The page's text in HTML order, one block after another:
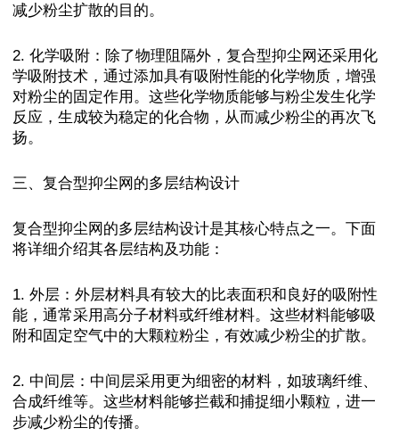
减少粉尘扩散的目的。
2. 化学吸附：除了物理阻隔外，复合型抑尘网还采用化
学吸附技术，通过添加具有吸附性能的化学物质，增强
对粉尘的固定作用。这些化学物质能够与粉尘发生化学
反应，生成较为稳定的化合物，从而减少粉尘的再次飞
扬。
三、复合型抑尘网的多层结构设计
复合型抑尘网的多层结构设计是其核心特点之一。下面
将详细介绍其各层结构及功能：
1. 外层：外层材料具有较大的比表面积和良好的吸附性
能，通常采用高分子材料或纤维材料。这些材料能够吸
附和固定空气中的大颗粒粉尘，有效减少粉尘的扩散。
2. 中间层：中间层采用更为细密的材料，如玻璃纤维、
合成纤维等。这些材料能够拦截和捕捉细小颗粒，进一
步减少粉尘的传播。